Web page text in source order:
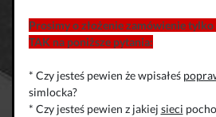
Prosimy o złożenie zamówienie
TAK na poniższe pytania:
* Czy jesteś pewien że wpisałeś
simlocka?
* Czy jesteś pewien z jakiej sieci